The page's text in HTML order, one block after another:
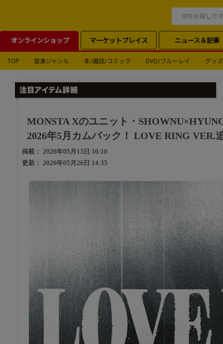
オンラインショップ マーケットプレイス ニュース＆記事
TOP 音楽ジャンル 本/雑誌/コミック DVD/ブルーレイ グッズ
MONSTA Xのユニット・
2026年5月カムバック！ LOVE RING VER.
掲載： 2026年05月13日 16:10
更新： 2026年05月26日 14:35